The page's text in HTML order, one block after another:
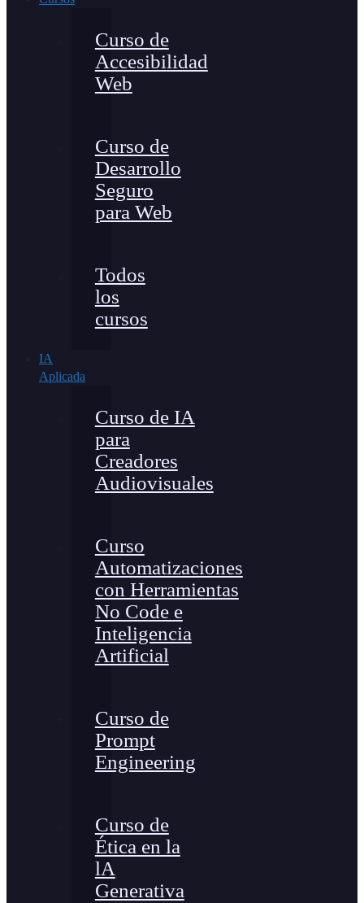
Curso de
Accesibilidad
Web
Curso de
Desarrollo
Seguro
para Web
Todos
los
cursos
IA
Aplicada
Curso de IA
para
Creadores
Audiovisuales
Curso
Automatizaciones
con Herramientas
No Code e
Inteligencia
Artificial
Curso de
Prompt
Engineering
Curso de
Ética en la
lA
Generativa